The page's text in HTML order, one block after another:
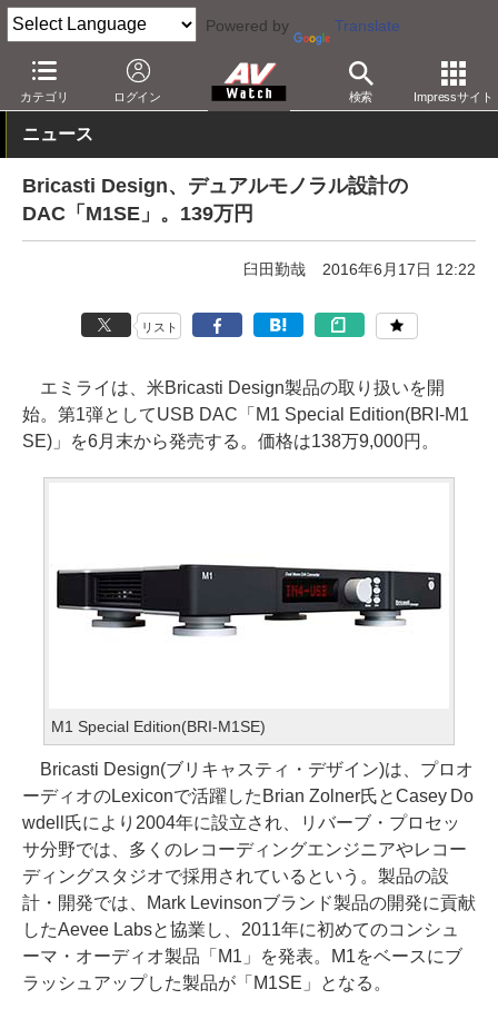
Powered by Translate
カテゴリ ログイン 検索 Impressサイト
AV Watch 製品 USB DAC その他
ニュース
Bricasti Design、デュアルモノラル設計の
DAC「M1SE」。139万円
臼田勤哉 2016年6月17日 12:22
リスト
エミライは、米Bricasti Design製品の取り扱いを開
始。第1弾としてUSB DAC「M1 Special Edition(BRI-M1
SE)」を6月末から発売する。価格は138万9,000円。
M1 Special Edition(BRI-M1SE)
Bricasti Design(ブリキャスティ・デザイン)は、プロオ
ーディオのLexiconで活躍したBrian Zolner氏とCasey Do
wdell氏により2004年に設立され、リバーブ・プロセッ
サ分野では、多くのレコーディングエンジニアやレコー
ディングスタジオで採用されているという。製品の設
計・開発では、Mark Levinsonブランド製品の開発に貢献
したAevee Labsと協業し、2011年に初めてのコンシュ
ーマ・オーディオ製品「M1」を発表。M1をベースにブ
ラッシュアップした製品が「M1SE」となる。